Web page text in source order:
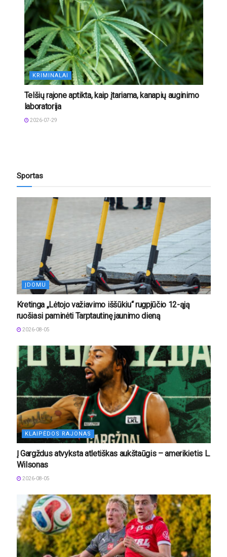
KRIMINALAI
Telšių rajone aptikta, kaip įtariama, kanapių auginimo
laboratorija
2026-07-29
Sportas
ĮDOMU
Kretinga „Lėtojo važiavimo iššūkiu“ rugpjūčio 12-ąją
ruošiasi paminėti Tarptautinę jaunimo dieną
2026-08-05
KLAIPĖDOS RAJONAS
Į Gargždus atvyksta atletiškas aukštaūgis – amerikietis L.
Wilsonas
2026-08-05